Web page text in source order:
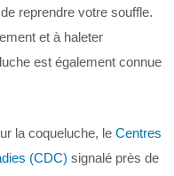
reprendre votre souffle.
et à haleter
est également connue
la coqueluche, le Centres
(CDC) signalé près de